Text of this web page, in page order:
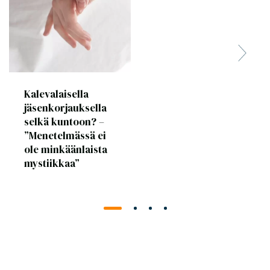
Kalevalaisella
jäsenkorjauksella
selkä kuntoon? –
”Menetelmässä ei
ole minkäänlaista
mystiikkaa”